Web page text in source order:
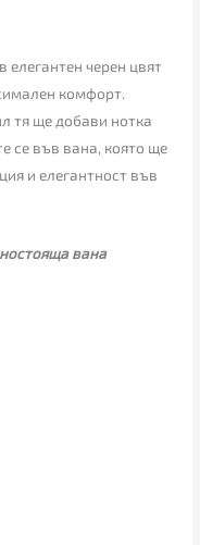
елегантен черен цвят
комфорт.
тя ще добави нотка
се във вана, която ще
и елегантност във
вана